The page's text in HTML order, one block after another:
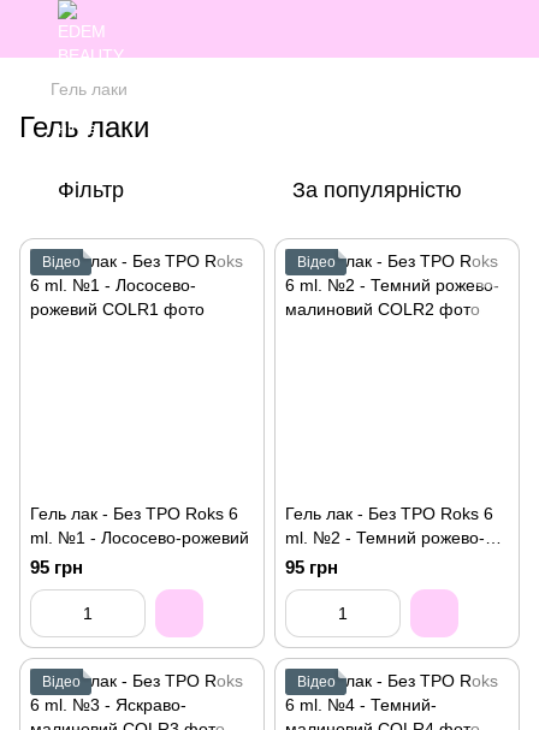
Гель лаки
Гель лаки
Фільтр За популярністю
Відео
Гель лак - Без ТРО Roks 6
ml. №1 - Лососево-рожевий
95 грн
Відео
Гель лак - Без ТРО Roks 6
ml. №2 - Темний рожево-
малиновий
95 грн
Відео Відео